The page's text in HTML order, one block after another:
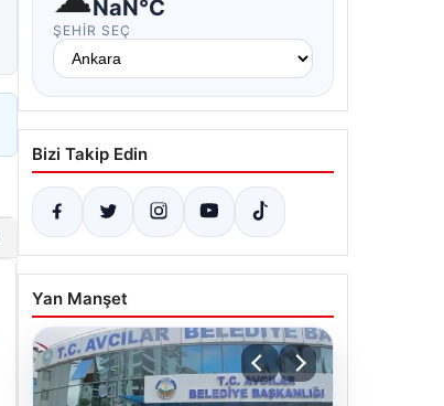
NaN°C
ŞEHIR SEÇ
Bizi Takip Edin
Yan Manşet